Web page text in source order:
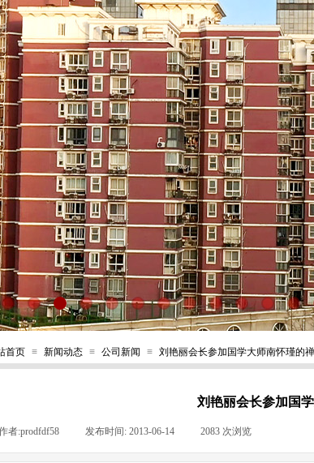
首页 ≡ 新闻动态 ≡ 公司新闻 ≡ 刘艳丽会长参加国学大师南怀瑾的
刘艳丽会长参加国
者:prodfdf58 发布时间: 2013-06-14 2083 次浏览